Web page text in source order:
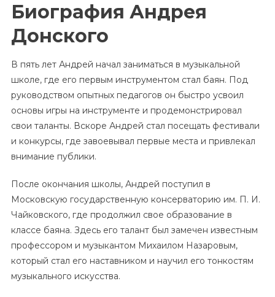
Биография Андрея
Донского
В пять лет Андрей начал заниматься в музыкальной
школе, где его первым инструментом стал баян. Под
руководством опытных педагогов он быстро усвоил
основы игры на инструменте и продемонстрировал
свои таланты. Вскоре Андрей стал посещать фестивали
и конкурсы, где завоевывал первые места и привлекал
внимание публики.
После окончания школы, Андрей поступил в
Московскую государственную консерваторию им. П. И.
Чайковского, где продолжил свое образование в
классе баяна. Здесь его талант был замечен известным
профессором и музыкантом Михаилом Назаровым,
который стал его наставником и научил его тонкостям
музыкального искусства.